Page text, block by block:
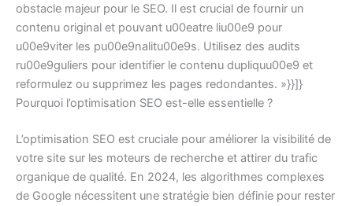
obstacle majeur pour le SEO. Il est crucial de fournir un
contenu original et pouvant u00eatre liu00e9 pour
u00e9viter les pu00e9nalitu00e9s. Utilisez des audits
ru00e9guliers pour identifier le contenu dupliquu00e9 et
reformulez ou supprimez les pages redondantes. »}}]}
Pourquoi l’optimisation SEO est-elle essentielle ?
L’optimisation SEO est cruciale pour améliorer la visibilité de
votre site sur les moteurs de recherche et attirer du trafic
organique de qualité. En 2024, les algorithmes complexes
de Google nécessitent une stratégie bien définie pour rester